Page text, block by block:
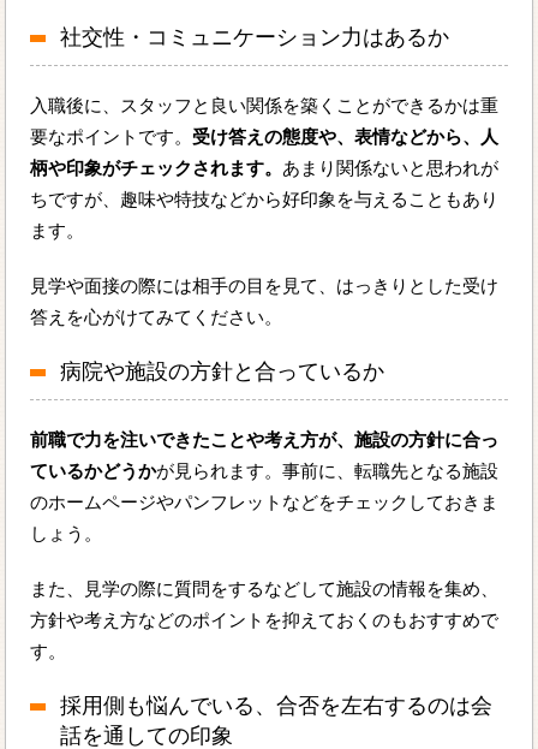
社交性・コミュニケーション力はあるか
入職後に、スタッフと良い関係を築くことができるかは重
要なポイントです。 受け答えの態度や、表情などから、人
柄や印象がチェックされます。 あまり関係ないと思われが
ちですが、趣味や特技などから好印象を与えることもあり
ます。
見学や面接の際には相手の目を見て、はっきりとした受け
答えを心がけてみてください。
病院や施設の方針と合っているか
前職で力を注いできたことや考え方が、施設の方針に合っ
ているかどうかが見られます。事前に、転職先となる施設
のホームページやパンフレットなどをチェックしておきま
しょう。
また、見学の際に質問をするなどして施設の情報を集め、
方針や考え方などのポイントを抑えておくのもおすすめで
す。
採用側も悩んでいる、合否を左右するのは会
話を通しての印象